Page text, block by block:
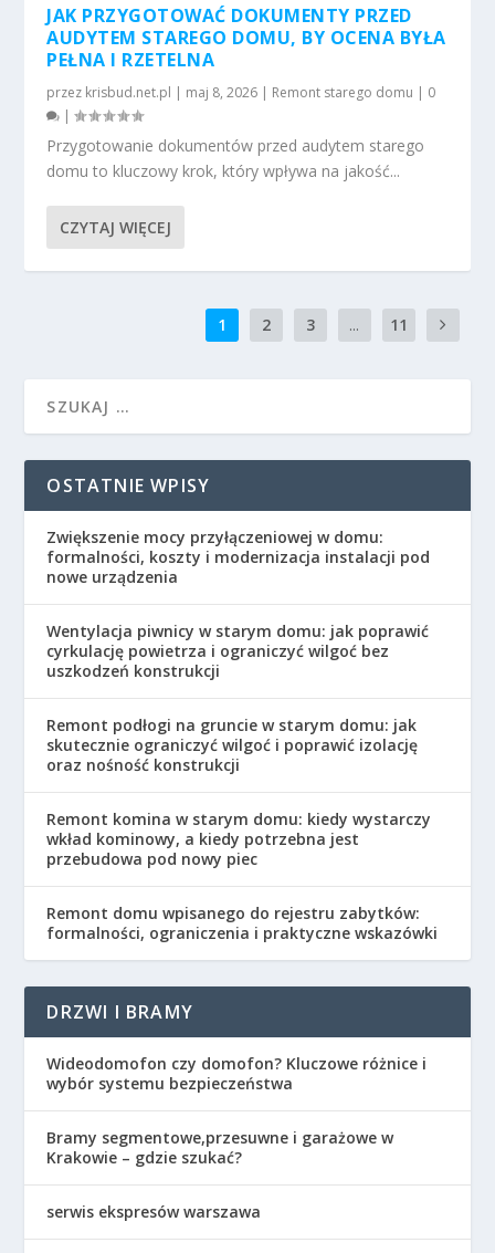
JAK PRZYGOTOWAĆ DOKUMENTY PRZED
AUDYTEM STAREGO DOMU, BY OCENA BYŁA
PEŁNA I RZETELNA
przez krisbud.net.pl | maj 8, 2026 | Remont starego domu | 0
|
Przygotowanie dokumentów przed audytem starego
domu to kluczowy krok, który wpływa na jakość...
CZYTAJ WIĘCEJ
1 2 3 ... 11
OSTATNIE WPISY
Zwiększenie mocy przyłączeniowej w domu:
formalności, koszty i modernizacja instalacji pod
nowe urządzenia
Wentylacja piwnicy w starym domu: jak poprawić
cyrkulację powietrza i ograniczyć wilgoć bez
uszkodzeń konstrukcji
Remont podłogi na gruncie w starym domu: jak
skutecznie ograniczyć wilgoć i poprawić izolację
oraz nośność konstrukcji
Remont komina w starym domu: kiedy wystarczy
wkład kominowy, a kiedy potrzebna jest
przebudowa pod nowy piec
Remont domu wpisanego do rejestru zabytków:
formalności, ograniczenia i praktyczne wskazówki
DRZWI I BRAMY
Wideodomofon czy domofon? Kluczowe różnice i
wybór systemu bezpieczeństwa
Bramy segmentowe,przesuwne i garażowe w
Krakowie – gdzie szukać?
serwis ekspresów warszawa